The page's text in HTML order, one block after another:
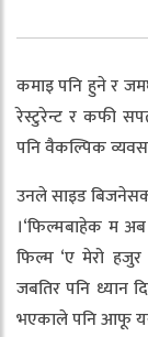
कमाइ पनि हुने र
रेस्टुरेन्ट र कफी
पनि वैकल्पिक
उनले साइड
।‘फिल्मबाहेक म
फिल्म ‘ए मेरो
जबतिर पनि ध्यान
भएकाले पनि आफू